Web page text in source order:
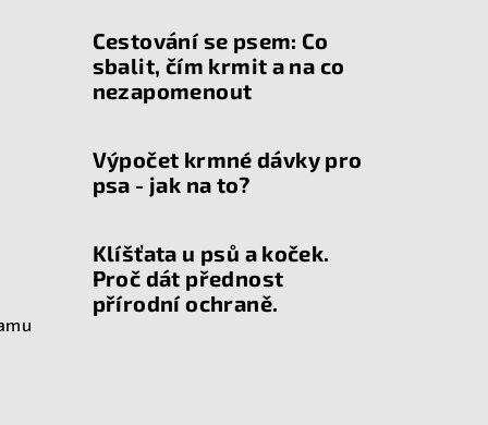
Cestování se psem: Co
sbalit, čím krmit a na co
nezapomenout
Výpočet krmné dávky pro
psa - jak na to?
Klíšťata u psů a koček.
Proč dát přednost
přírodní ochraně.